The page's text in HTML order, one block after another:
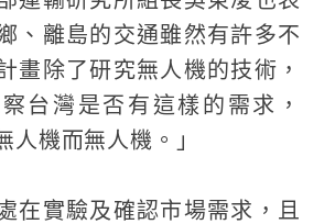
、離島的交通雖然有許多不
畫除了研究無人機的技術，
台灣是否有這樣的需求，
人機而無人機。」
在實驗及確認市場需求，且